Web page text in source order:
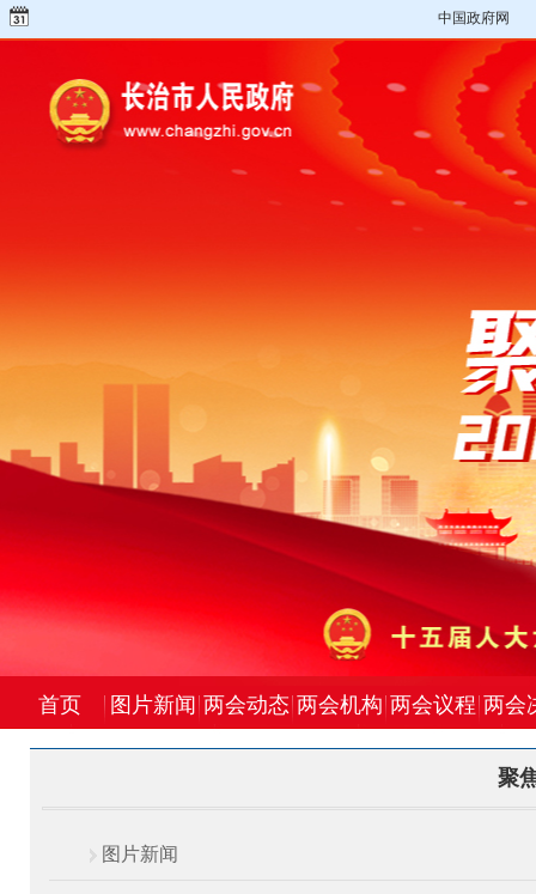
中国政府网
首页 图片新闻 两会动态 两会机构 两会议程 两会
聚
图片新闻